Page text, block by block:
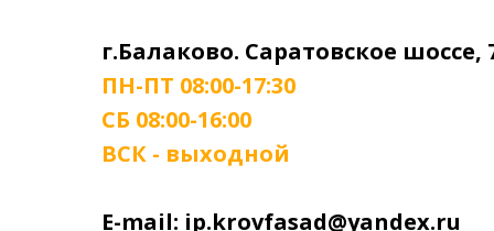
г.Балаково. Саратовское шоссе,
ПН-ПТ 08:00-17:30
СБ 08:00-16:00
ВСК - выходной
E-mail: ip.krovfasad@yandex.ru